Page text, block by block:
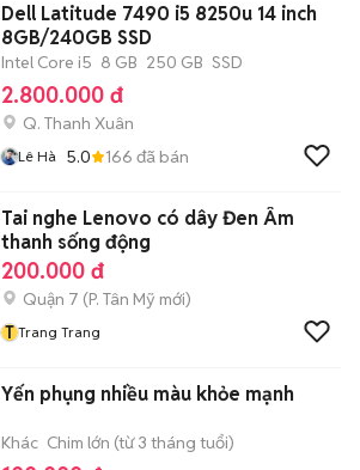
Dell Latitude 7490 i5 8250u 14 inch
8GB/240GB SSD
Intel Core i5 8 GB 250 GB SSD
2.800.000 đ
Q. Thanh Xuân
Lê Hà 5.0 166 đã bán
Tai nghe Lenovo có dây Đen Âm
thanh sống động
200.000 đ
Quận 7 (P. Tân Mỹ mới)
T Trang Trang
Yến phụng nhiều màu khỏe mạnh
Khác Chim lớn (từ 3 tháng tuổi)